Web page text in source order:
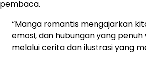
pembaca.
“Manga romantis mengajarkan
emosi, dan hubungan yang penuh
melalui cerita dan ilustrasi yang